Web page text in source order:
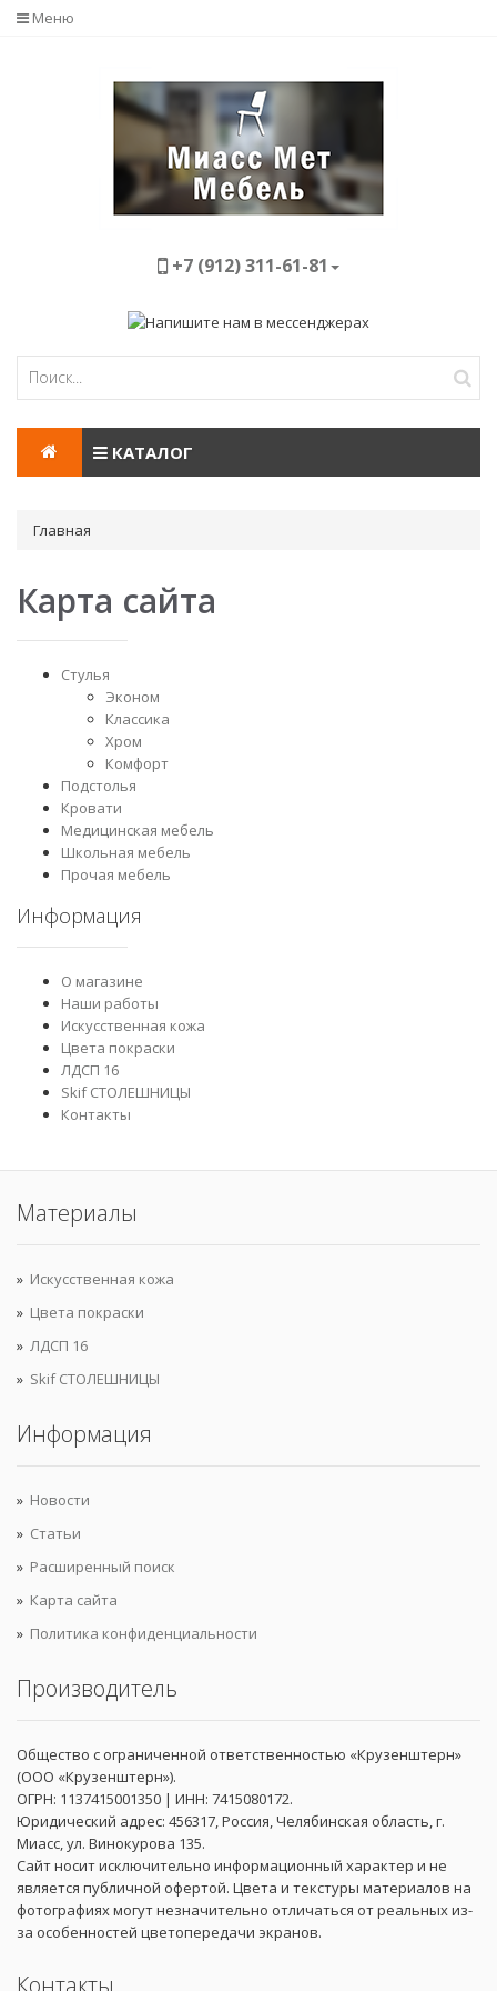
Меню
+7 (912) 311-61-81
КАТАЛОГ
Главная
Карта сайта
Стулья
Эконом
Классика
Хром
Комфорт
Подстолья
Кровати
Медицинская мебель
Школьная мебель
Прочая мебель
Информация
О магазине
Наши работы
Искусственная кожа
Цвета покраски
ЛДСП 16
Skif СТОЛЕШНИЦЫ
Контакты
Материалы
Искусственная кожа
Цвета покраски
ЛДСП 16
Skif СТОЛЕШНИЦЫ
Информация
Новости
Статьи
Расширенный поиск
Карта сайта
Политика конфиденциальности
Производитель
Общество с ограниченной ответственностью «Крузенштерн»
(ООО «Крузенштерн»).
ОГРН: 1137415001350 | ИНН: 7415080172.
Юридический адрес: 456317, Россия, Челябинская область, г.
Миасс, ул. Винокурова 135.
Сайт носит исключительно информационный характер и не
является публичной офертой. Цвета и текстуры материалов на
фотографиях могут незначительно отличаться от реальных из-
за особенностей цветопередачи экранов.
Контакты